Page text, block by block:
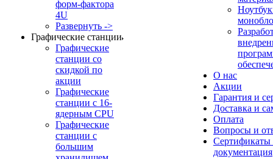
форм-фактора
4U
Развернуть ->
Графические станции
Графические
станции со
скидкой по
акции
Графические
станции с 16-
ядерным CPU
Графические
станции с
большим
О нас
Акции
Гарантия и
Доставка и
Оплата
Вопросы и
Сертификаты
документация